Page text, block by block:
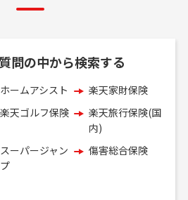
問の中から検索する
ホームアシスト
楽天家財保険
楽天ゴルフ保険
楽天旅行保険(国
内)
スーパージャン
プ
傷害総合保険